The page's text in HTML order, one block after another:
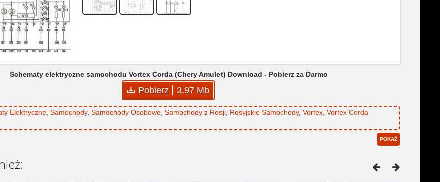
Schematy elektryczne samochodu Vortex Corda (Chery Amulet) Download - Pobierz za Darmo
Pobierz 3,97 Mb
Elektryczne Samochody, Samochody Osobowe Samochody z Rosji Rosyjskie Samochody, Vortex Vortex Corda
POKAŻ